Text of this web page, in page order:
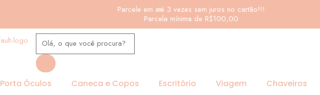
Parcele em até 3 vezes sem juros no cartão!!!
Parcela mínima de R$100,00
Pesquisar
produtos
Porta Óculos Caneca e Copos Escritório Viagem Chaveiros